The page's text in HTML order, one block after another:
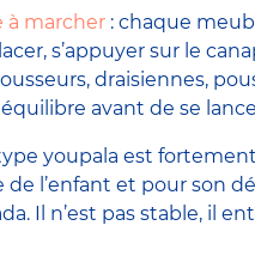
à marcher : chaque
s’appuyer sur le
draisiennes,
avant de se
youpala est
l’enfant et pour son
Il n’est pas stable, il